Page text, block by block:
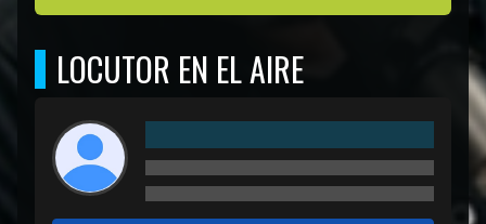
LOCUTOR EN EL AIRE